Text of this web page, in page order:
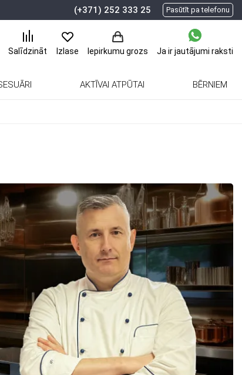
(+371) 252 333 25 Pasūtīt pa telefonu
Salīdzināt Izlase Iepirkumu grozs Ja ir jautājumi raksti
AKTĪVAI ATPŪTAI BĒRNIEM